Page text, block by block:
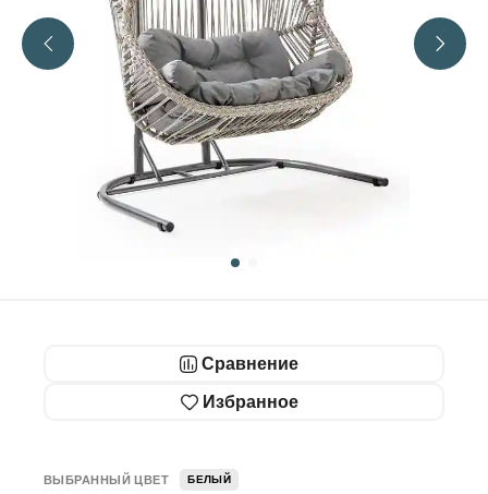
Сравнение
Избранное
ВЫБРАННЫЙ ЦВЕТ БЕЛЫЙ